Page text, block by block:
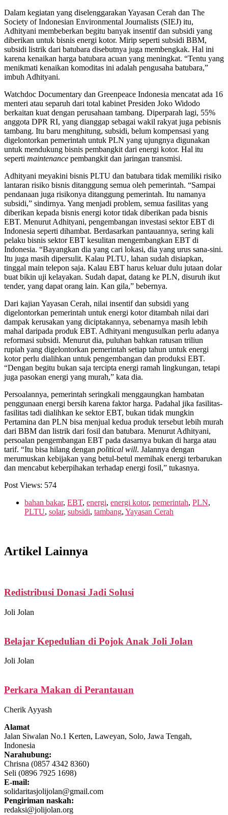
Dalam kegiatan yang diselenggarakan Yayasan Cerah dan The
Society of Indonesian Environmental Journalists (SIEJ) itu,
Adhityani membeberkan begitu banyak insentif dan subsidi yang
diberikan untuk bisnis energi kotor. Mirip seperti subsidi BBM,
subsidi listrik dari batubara disebutnya juga membengkak. Hal ini
karena kenaikan harga batubara acuan yang meningkat. “Tentu yang
menikmati kenaikan komoditas ini adalah pengusaha batubara,”
imbuh Adhityani.
Watchdoc Documentary dan Greenpeace Indonesia mencatat ada 16
menteri atau separuh dari total kabinet Presiden Joko Widodo
berkaitan kuat dengan perusahaan tambang. Diperparah lagi, 55%
anggota DPR RI, yang dianggap sebagai wakil rakyat juga pebisnis
tambang. Itu baru menghitung, subsidi, belum kompensasi yang
digelontorkan pemerintah untuk PLN yang ujungnya digunakan
untuk mendukung bisnis pembangkit dari energi kotor. Hal itu
seperti maintenance pembangkit dan jaringan transmisi.
Adhityani meyakini bisnis PLTU dan batubara tidak memiliki risiko
lantaran risiko bisnis ditanggung semua oleh pemerintah. “Sampai
pendanaan juga risikonya ditanggung pemerintah. Itu namanya
subsidi,” sindirnya. Yang menjadi problem, semua fasilitas yang
diberikan kepada bisnis energi kotor tidak diberikan pada bisnis
EBT. Menurut Adhityani, pengembangan investasi sektor EBT di
Indonesia seperti dihambat. Berdasarkan pantauannya, sering kali
pelaku bisnis sektor EBT kesulitan mengembangkan EBT di
Indonesia. “Bayangkan dia yang cari lokasi, dia yang urus sana-sini.
Itu juga masih dipersulit. Kalau PLTU, lahan sudah disiapkan,
tinggal main telepon saja. Kalau EBT harus keluar dulu jutaan dolar
buat bikin uji kelayakan. Sudah dapat, datang ke PLN, disuruh ikut
tender, yang dapat orang lain. Kan gila,” bebernya.
Dari kajian Yayasan Cerah, nilai insentif dan subsidi yang
digelontorkan pemerintah untuk energi kotor ditambah nilai dari
dampak kerusakan yang diciptakannya, sebenarnya masih lebih
mahal daripada produk EBT. Adhityani mengusulkan perlu adanya
reformasi subsidi. Menurut dia, puluhan bahkan ratusan triliun
rupiah yang digelontorkan pemerintah setiap tahun untuk energi
kotor perlu dialihkan untuk pengembangan dan produksi EBT.
“Dengan begitu bukan saja tercipta energi ramah lingkungan, tetapi
juga pasokan energi yang murah,” kata dia.
Persoalannya, pemerintah seringkali menggaungkan hambatan
penggunaan energi bersih karena faktor harga. Padahal jika fasilitas-
fasilitas tadi dialihkan ke sektor EBT, bukan tidak mungkin
Pertamina dan PLN bisa menjual kedua produk tersebut lebih murah
dari BBM dan listrik dari fosil dan batubara. Menurut Adhityani,
persoalan pengembangan EBT pada dasarnya bukan di harga atau
tarif. “Itu bisa hilang dengan political will. Jalannya dengan
merumuskan kebijakan yang betul-betul memihak energi terbarukan
dan mencabut keberpihakan terhadap energi fosil,” tukasnya.
Post Views: 574
bahan bakar, EBT, energi, energi kotor, pemerintah, PLN,
PLTU, solar, subsidi, tambang, Yayasan Cerah
Artikel Lainnya
Redistribusi Donasi Jadi Solusi
Joli Jolan
Belajar Kepedulian di Pojok Anak Joli Jolan
Joli Jolan
Perkara Makan di Perantauan
Cherik Ayyash
Alamat
Jalan Siwalan No.1 Kerten, Laweyan, Solo, Jawa Tengah,
Indonesia
Narahubung:
Chrisna (0857 4342 8360)
Seli (0896 7925 1698)
E-mail:
solidaritasjolijolan@gmail.com
Pengiriman naskah:
redaksi@jolijolan.org